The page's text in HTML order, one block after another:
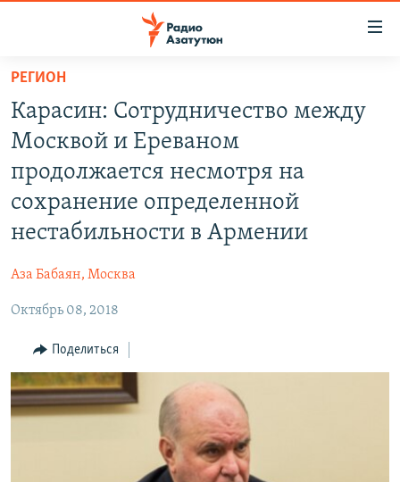
Перейти
основному
содержанию
основной
навигации
НОВОСТИ
ЭКОНОМИКА
КУЛЬТУРА
СПОРТ
АРХИВ
РЕГИОН
Карасин: Сотрудничество между
Москвой и Ереваном
продолжается несмотря на
сохранение определенной
нестабильности в Армении
Аза Бабаян, Москва
Октябрь 08, 2018
Поделиться